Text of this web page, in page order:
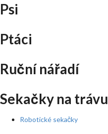
Psi
Ptáci
Ruční nářadí
Sekačky na trávu
Robotické sekačky